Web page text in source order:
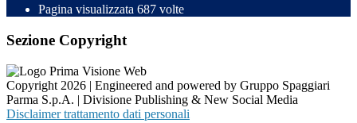
Pagina visualizzata 687 volte
Sezione Copyright
Copyright 2026 | Engineered and powered by Gruppo Spaggiari
Parma S.p.A. | Divisione Publishing & New Social Media
Disclaimer trattamento dati personali